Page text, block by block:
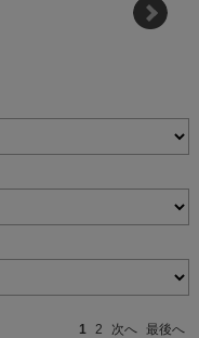
1 2 次へ 最後へ